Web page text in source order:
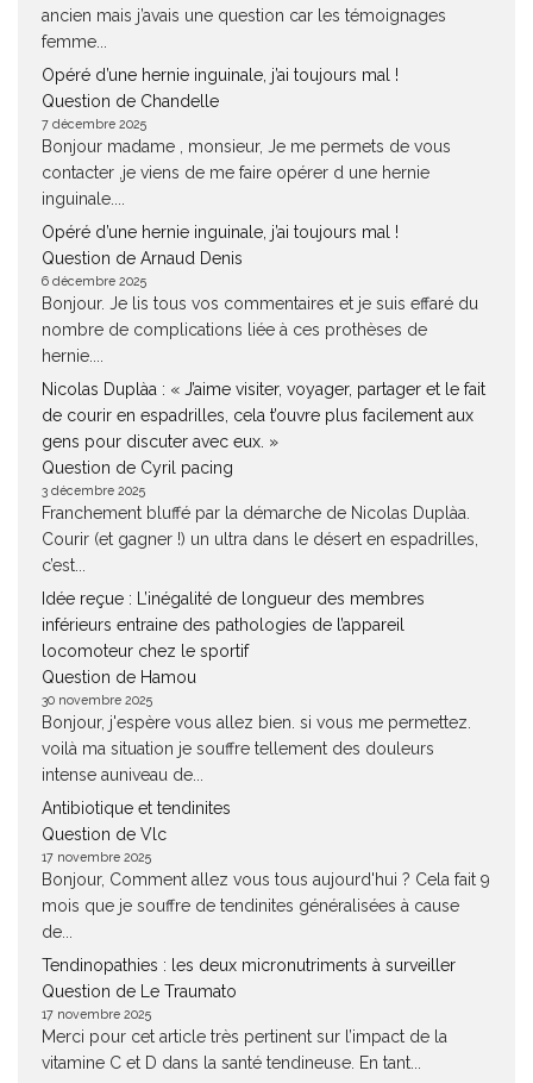
ancien mais j’avais une question car les témoignages
femme...
Opéré d’une hernie inguinale, j’ai toujours mal !
Question de Chandelle
7 décembre 2025
Bonjour madame , monsieur, Je me permets de vous
contacter ,je viens de me faire opérer d une hernie
inguinale....
Opéré d’une hernie inguinale, j’ai toujours mal !
Question de Arnaud Denis
6 décembre 2025
Bonjour. Je lis tous vos commentaires et je suis effaré du
nombre de complications liée à ces prothèses de
hernie....
Nicolas Duplàa : « J’aime visiter, voyager, partager et le fait
de courir en espadrilles, cela t’ouvre plus facilement aux
gens pour discuter avec eux. »
Question de Cyril pacing
3 décembre 2025
Franchement bluffé par la démarche de Nicolas Duplàa.
Courir (et gagner !) un ultra dans le désert en espadrilles,
c’est...
Idée reçue : L’inégalité de longueur des membres
inférieurs entraine des pathologies de l’appareil
locomoteur chez le sportif
Question de Hamou
30 novembre 2025
Bonjour, j'espère vous allez bien. si vous me permettez.
voilà ma situation je souffre tellement des douleurs
intense auniveau de...
Antibiotique et tendinites
Question de Vlc
17 novembre 2025
Bonjour, Comment allez vous tous aujourd'hui ? Cela fait 9
mois que je souffre de tendinites généralisées à cause
de...
Tendinopathies : les deux micronutriments à surveiller
Question de Le Traumato
17 novembre 2025
Merci pour cet article très pertinent sur l’impact de la
vitamine C et D dans la santé tendineuse. En tant...